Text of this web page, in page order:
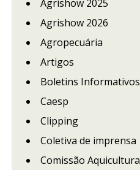
Agrishow 2025
Agrishow 2026
Agropecuária
Artigos
Boletins Informativos
Caesp
Clipping
Coletiva de imprensa
Comissão Aquicultura